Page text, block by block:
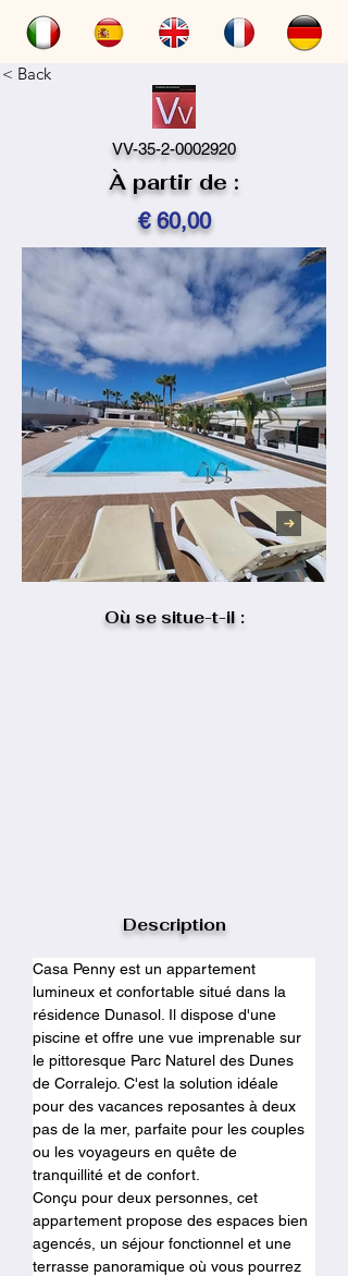
< Back
VV-35-2-0002920
À partir de :
€ 60,00
Où se situe-t-il :
Description
Casa Penny est un appartement
lumineux et confortable situé dans la
résidence Dunasol. Il dispose d'une
piscine et offre une vue imprenable sur
le pittoresque Parc Naturel des Dunes
de Corralejo. C'est la solution idéale
pour des vacances reposantes à deux
pas de la mer, parfaite pour les couples
ou les voyageurs en quête de
tranquillité et de confort.
Conçu pour deux personnes, cet
appartement propose des espaces bien
agencés, un séjour fonctionnel et une
terrasse panoramique où vous pourrez